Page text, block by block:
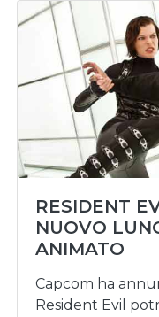
RESIDENT
NUOVO
ANIMATO
Capcom ha
Resident Evil